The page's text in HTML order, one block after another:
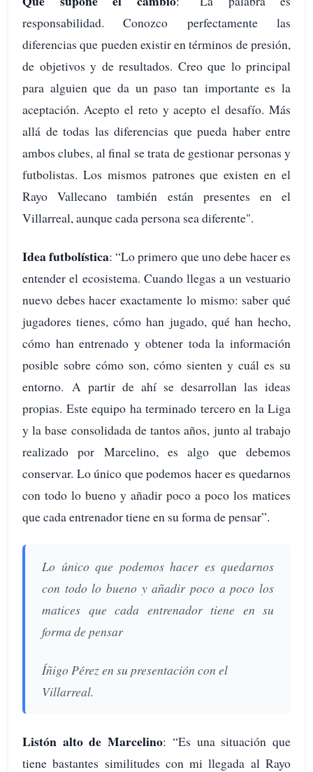
responsabilidad. Conozco perfectamente las
diferencias que pueden existir en términos de presión,
de objetivos y de resultados. Creo que lo principal
para alguien que da un paso tan importante es la
aceptación. Acepto el reto y acepto el desafío. Más
allá de todas las diferencias que pueda haber entre
ambos clubes, al final se trata de gestionar personas y
futbolistas. Los mismos patrones que existen en el
Rayo Vallecano también están presentes en el
Villarreal, aunque cada persona sea diferente".
Idea futbolística: “Lo primero que uno debe hacer es
entender el ecosistema. Cuando llegas a un vestuario
nuevo debes hacer exactamente lo mismo: saber qué
jugadores tienes, cómo han jugado, qué han hecho,
cómo han entrenado y obtener toda la información
posible sobre cómo son, cómo sienten y cuál es su
entorno. A partir de ahí se desarrollan las ideas
propias. Este equipo ha terminado tercero en la Liga
y la base consolidada de tantos años, junto al trabajo
realizado por Marcelino, es algo que debemos
conservar. Lo único que podemos hacer es quedarnos
con todo lo bueno y añadir poco a poco los matices
que cada entrenador tiene en su forma de pensar”.
Lo único que podemos hacer es quedarnos
con todo lo bueno y añadir poco a poco los
matices que cada entrenador tiene en su
forma de pensar
Íñigo Pérez en su presentación con el
Villarreal.
Listón alto de Marcelino: “Es una situación que
tiene bastantes similitudes con mi llegada al Rayo